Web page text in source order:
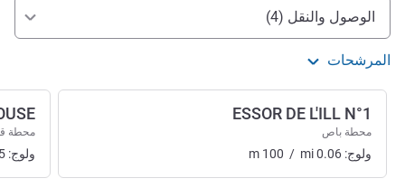
الوصول والتنقل
الوصول والنقل (4)
المرشحات
ESSOR DE L'ILL N°1
محطة باص
ولوج: m 100 / mi0.06
محطة
ولوج: